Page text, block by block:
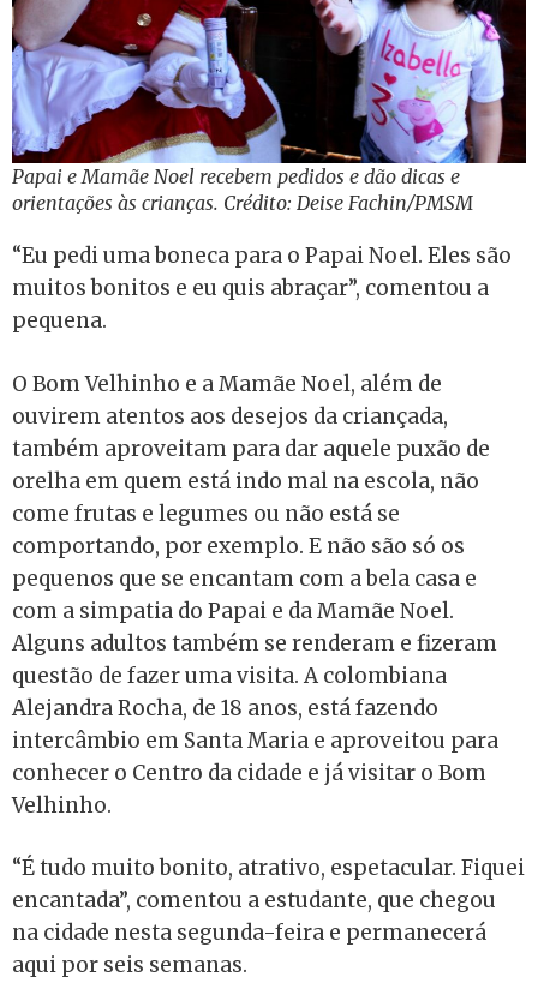
Papai e Mamãe Noel recebem pedidos e dão dicas e
orientações às crianças. Crédito: Deise Fachin/PMSM
“Eu pedi uma boneca para o Papai Noel. Eles são
muitos bonitos e eu quis abraçar”, comentou a
pequena.
O Bom Velhinho e a Mamãe Noel, além de
ouvirem atentos aos desejos da criançada,
também aproveitam para dar aquele puxão de
orelha em quem está indo mal na escola, não
come frutas e legumes ou não está se
comportando, por exemplo. E não são só os
pequenos que se encantam com a bela casa e
com a simpatia do Papai e da Mamãe Noel.
Alguns adultos também se renderam e fizeram
questão de fazer uma visita. A colombiana
Alejandra Rocha, de 18 anos, está fazendo
intercâmbio em Santa Maria e aproveitou para
conhecer o Centro da cidade e já visitar o Bom
Velhinho.
“É tudo muito bonito, atrativo, espetacular. Fiquei
encantada”, comentou a estudante, que chegou
na cidade nesta segunda-feira e permanecerá
aqui por seis semanas.